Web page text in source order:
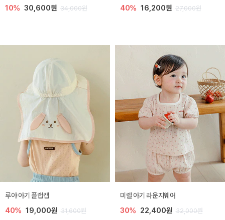
10% 30,600원 34,000원 40% 16,200원 27,000원
루야 아기 플랩캡
40% 19,000원 31,600원
미렐 아기 라운지웨어
30% 22,400원 32,000원